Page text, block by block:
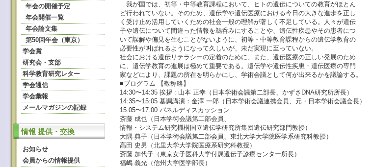
年会の開催予定
年会開催一覧
年会論文集
第50回年会（東京）
学会賞
研究会・支部
科学教育研究レター
学会通信
学会彙報
メールマガジンの記録
情報 提供・交換
お知らせ
会員からの情報提供
我が国では、初等・中等教育課程において、ヒトの遺伝についての教育がほとん
ど行われていない。そのため、遺伝学や遺伝医療における今日の大きな進歩を正し
く受け止め活用していくための社会一般の理解が著しく不足している。人々が遺伝
子や遺伝について間違った情報を鵜呑みにすることや、遺伝性疾患やその患者につ
いて誤解や偏見を生むことがないように、初等・中等教育課程からの遺伝学教育の
必要性が叫ばれるようになって久しいが、未だ実現に至っていない。
社会における遺伝リテラシーの定着のために、また、遺伝医療の正しい発展のため
に、遺伝学教育の進展は極めて重要である。遺伝学や遺伝性疾患・遺伝医療の専門
家などにより、課題の所在を明らかにし、学術会議として何が出来るかを議論する。
■プログラム 【敬称略】
14:30〜14:35 挨拶 : 山本 正幸（日本学術会議第二部長、かずさDNA研究所所長）
14:35〜15:05 基調講演：金澤 一郎（日本学術会議連携会員、元・日本学術会議会長）
15:05〜17:00 パネルディスカッション
斎藤 成也（日本学術会議第二部会員、
情報・システム研究機構国立遺伝学研究所集団遺伝研究部門教授）
大隅 典子（日本学術会議第二部会員、東北大学大学院医学系研究科教授）
高田 史男（北里大学大学院医療系研究科教授）
斎藤 加代子（東京女子医科大学付属遺伝子診療センター所長）
福嶋 義光（信州大学医学部長）